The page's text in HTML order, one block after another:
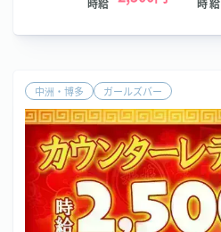
中洲・博多 ガールズバー